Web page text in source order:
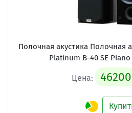
Полочная акустика Полочная
Platinum B-40 SE
Цена: